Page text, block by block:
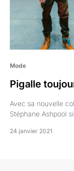
Mode
Pigalle
Avec sa nouvelle
Stéphane Ashpool
24 janvier 2021